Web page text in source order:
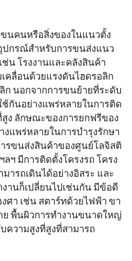
นคนหรือสิ่งของในแนวตั้ง
ปกรณ์สำหรับการขนส่งแนว
น โรงงานและคลังสินค้า
คลื่อนด้วยแรงดันไฮดรอลิก
ก นอกจากการขนย้ายที่ระดับ
ช้กันอย่างแพร่หลายในการติด
ง ลักษณะของการยกฟรีของ
แพร่หลายในการบำรุงรักษา
ารขนส่งสินค้าของศูนย์โลจิสติ
ฯ มีการติดตั้งโครงรถ โครง
ารถเดินได้อย่างอิสระ และ
านก็เปลี่ยนไปเช่นกัน มีข้อดี
ศา เช่น สตาร์ทด้วยไฟฟ้า ขา
ย พื้นผิวการทำงานขนาดใหญ่
ความสูงที่สูงที่สามารถ